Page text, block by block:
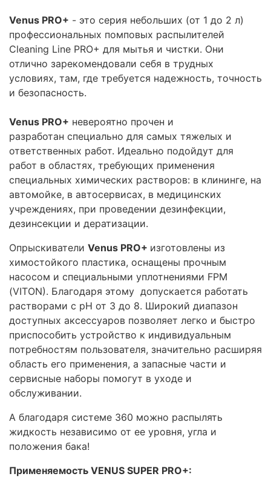
Venus PRO+ - это серия небольших (от 1 до 2 л)
профессиональных помповых распылителей
Cleaning Line PRO+ для мытья и чистки. Они
отлично зарекомендовали себя в трудных
условиях, там, где требуется надежность, точность
и безопасность.
Venus PRO+ невероятно прочен и
разработан специально для самых тяжелых и
ответственных работ. Идеально подойдут для
работ в областях, требующих применения
специальных химических растворов: в клининге, на
автомойке, в автосервисах, в медицинских
учреждениях, при проведении дезинфекции,
дезинсекции и дератизации.
Опрыскиватели Venus PRO+ изготовлены из
химостойкого пластика, оснащены прочным
насосом и специальными уплотнениями FPM
(VITON). Благодаря этому допускается работать
растворами с рН от 3 до 8. Широкий диапазон
доступных аксессуаров позволяет легко и быстро
приспособить устройство к индивидуальным
потребностям пользователя, значительно расширяя
область его применения, а запасные части и
сервисные наборы помогут в уходе и
обслуживании.
А благодаря системе 360 можно распылять
жидкость независимо от ее уровня, угла и
положения бака!
Применяемость VENUS SUPER PRO+: